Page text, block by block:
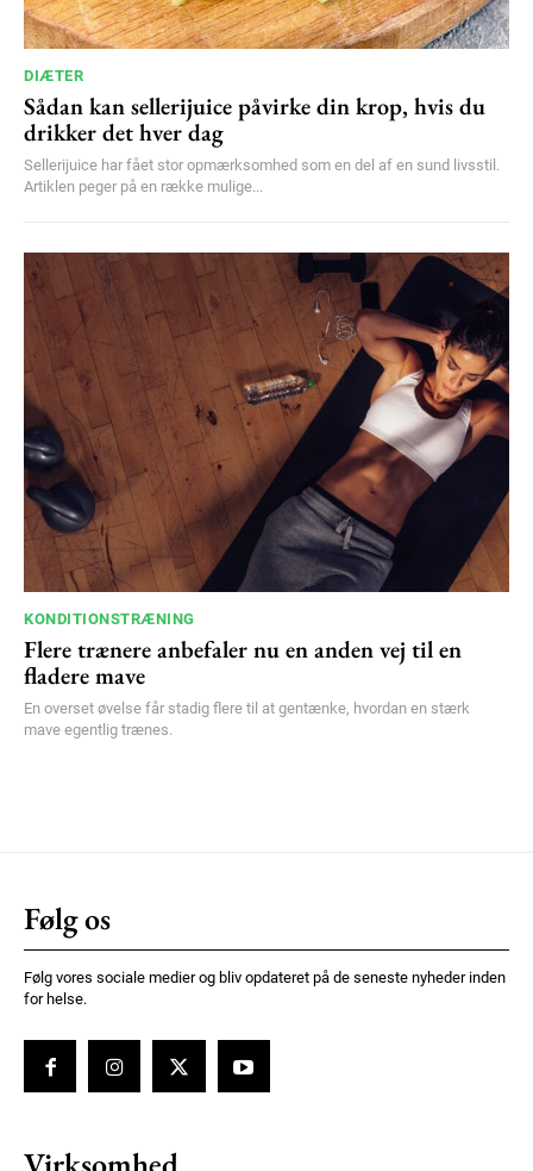
DIÆTER
Sådan kan sellerijuice påvirke din krop, hvis du
drikker det hver dag
Sellerijuice har fået stor opmærksomhed som en del af en sund livsstil.
Artiklen peger på en række mulige...
KONDITIONSTRÆNING
Flere trænere anbefaler nu en anden vej til en
fladere mave
En overset øvelse får stadig flere til at gentænke, hvordan en stærk
mave egentlig trænes.
Følg os
Følg vores sociale medier og bliv opdateret på de seneste nyheder inden
for helse.